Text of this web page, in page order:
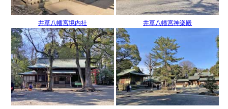
井草八幡宮境内社 井草八幡宮神楽殿